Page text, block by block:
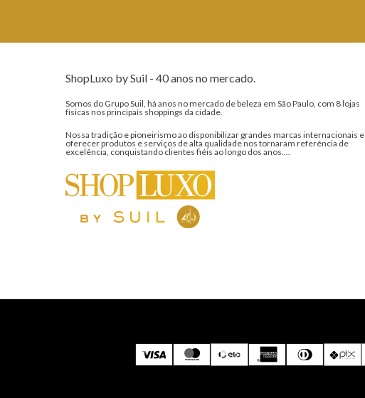
ShopLuxo by Suil - 40 anos no mercado.
Somos do Grupo Suil, há anos no mercado de beleza em São Paulo, com 8 lojas
físicas nos principais shoppings da cidade.
Nossa tradição e pioneirismo ao disponibilizar grandes marcas internacionais e
oferecer produtos e serviços de alta qualidade nos tornaram referência de
excelência, conquistando clientes fiéis ao longo dos anos....